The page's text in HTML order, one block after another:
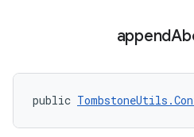
append
public